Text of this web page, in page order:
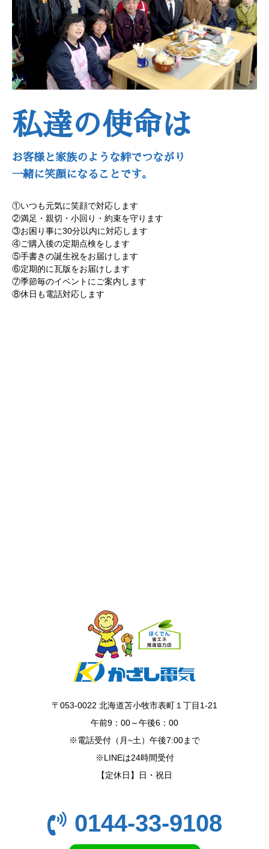
私達の使命は
お客様と家族のような絆でつながり
一緒に笑顔になることです。
①いつも元気に笑顔で対応します
②満足・親切・小回り・約束を守ります
③お困り事に30分以内に対応します
④ご購入後の定期点検をします
⑤手書きの誕生祝をお届けします
⑥定期的に瓦版をお届けします
⑦季節毎のイベントにご案内します
⑧休日も電話対応します
〒053-0022 北海道苫小牧市表町１丁目1-21
午前9：00～午後6：00
※電話受付（月~土）午後7:00まで
※LINEは24時間受付
【定休日】日・祝日
0144-33-9108